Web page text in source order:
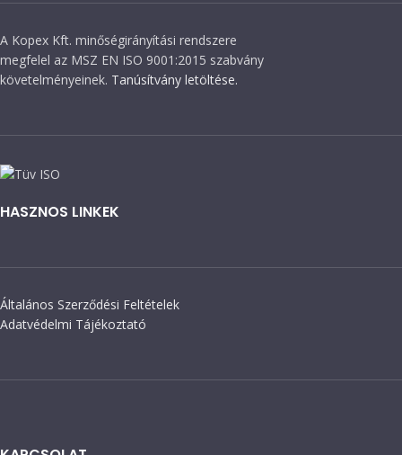
A Kopex Kft. minőségirányítási rendszere
megfelel az MSZ EN ISO 9001:2015 szabvány
követelményeinek. Tanúsítvány letöltése.
HASZNOS LINKEK
Általános Szerződési Feltételek
Adatvédelmi Tájékoztató